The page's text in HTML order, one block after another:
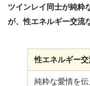
ツインレイ同士が純粋
が、性エネルギー交流
性エネルギー交
純粋な愛情を伝